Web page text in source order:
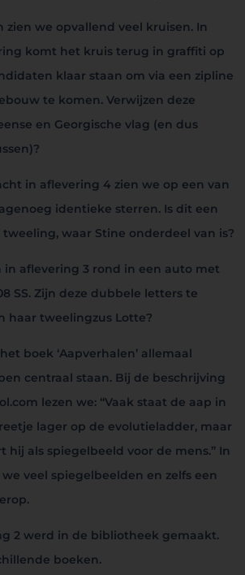
zien we opvallend veel kruisen. In
komt het kruis terug in graffiti op
klaar staan om via een zipline
te komen. Verwijzen deze
en Georgische vlag (en dus
in aflevering 4 zien we op een van
identieke sterren. Is dit een
waar Stine onderdeel van is?
in aflevering 3 rond in een auto met
SS. Zijn deze dubbele letters te
haar tweelingzus Lotte?
boek ‘Aapverhalen’ allemaal
centraal staan. Bij de beschrijving
lezen we: “Vaak staat de aap in
lager op de evolutieladder, maar
hij als spiegelbeeld voor de mens.” In
veel spiegelbeelden en zelfs een
2 werd in de bibliotheek gemaakt.
boeken.